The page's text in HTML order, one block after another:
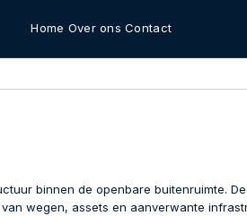
Home Over ons Contact
binnen de openbare buitenruimte.
wegen, assets en aanverwante